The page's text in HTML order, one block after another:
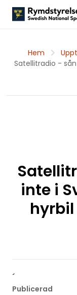
Hem
Satellitradio -
inte i
hyrbil
´
Publicerad